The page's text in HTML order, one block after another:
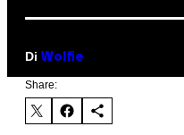
Di Wolfie
Share: